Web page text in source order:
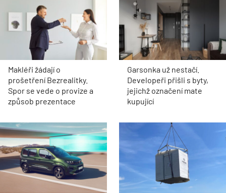
Makléři žádají o
prošetření Bezrealitky.
Spor se vede o provize a
způsob prezentace
Garsonka už nestačí.
Developeři přišli s byty,
jejichž označení mate
kupující